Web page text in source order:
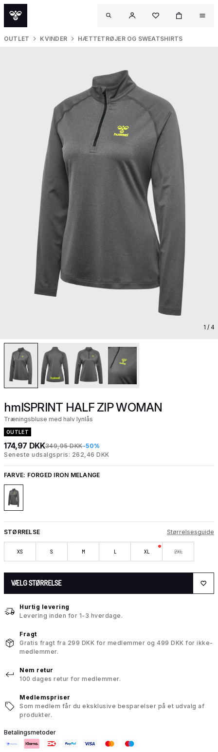
OUTLET KVINDER HÆTTETRØJER OG SWEATSHIRTS
1 / 4
hmlSPRINT HALF ZIP WOMAN
Træningsbluse med halv lynlås
OUTLET
174,97 DKK349,95 DKK-50%
Seneste udsalgspris: 262,46 DKK
FARVE: FORGED IRON MELANGE
STØRRELSE Størrelsesguide
XS S M L XL 2XL
VÆLG STØRRELSE
Hurtig levering
Levering inden for 1-3 hverdage.
Fragt
Gratis fragt fra 299 DKK for medlemmer og 499 DKK for ikke-
medlemmer.
Nem retur
100 dages retur for medlemmer.
Medlemspriser
Som medlem får du eksklusive besparelser på et udvalg af
produkter.
Betalingsmetoder